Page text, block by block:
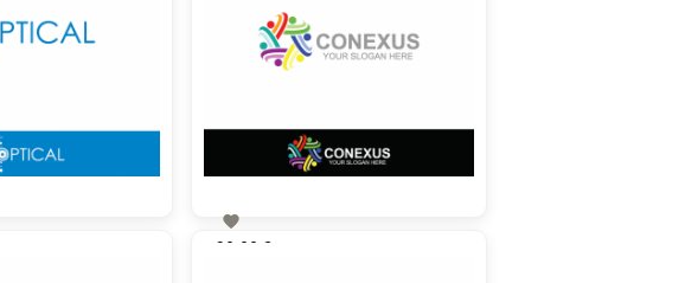

90,00 €